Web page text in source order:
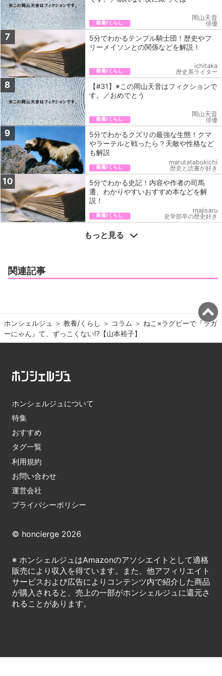
教養/くらし
岡山天音
俳優
7
5分でわかるテンプル騎士団！歴史やフ
リーメイソンとの関係などを解説！
教養/くらし
ichitaka
歴史系ライター
8
【#31】※この岡山天音はフィクションで
す。／おめでとう
教養/くらし
岡山天音
俳優
9
5分でわかるクズリの最強な生態！クマ
やラーテルと戦ったら？天敵や性格など
も解説
教養/くらし
marutatabokichi
歴史と読書が好き
10
5分でわかる史記！内容や作者の司馬
遷、わかりやすいおすすめ本などを解
説！
教養/くらし
majisaru
史学部卒の歴史好き
もっと見る
関連記事
ホンシェルジュ ＞ 教養/くらし ＞ コラム ＞ ねこ×ラグビーで『ラガ
ーにゃん』て、ずっこくない!?【山本裕子】
ホンシェルジュについて
特集
おすすめ
タグ一覧
利用規約
お問い合わせ
運営会社
プライバシーポリシー
© honcierge 2026
※ ホンシェルジュはAmazonのアソシエイトとして適格
販売により収入を得ています。また、他アフィリエイト
サービスおよび広告によりコンテンツ内で紹介した商品
が購入されると、売上の一部がホンシェルジュに還元さ
れることがあります。